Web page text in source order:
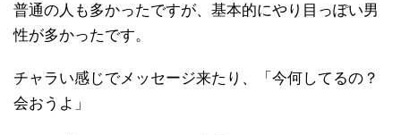
普通の人も多かったですが、基本的にやり目っぽい男
性が多かったです。
チャラい感じでメッセージ来たり、「今何してるの？
会おうよ」